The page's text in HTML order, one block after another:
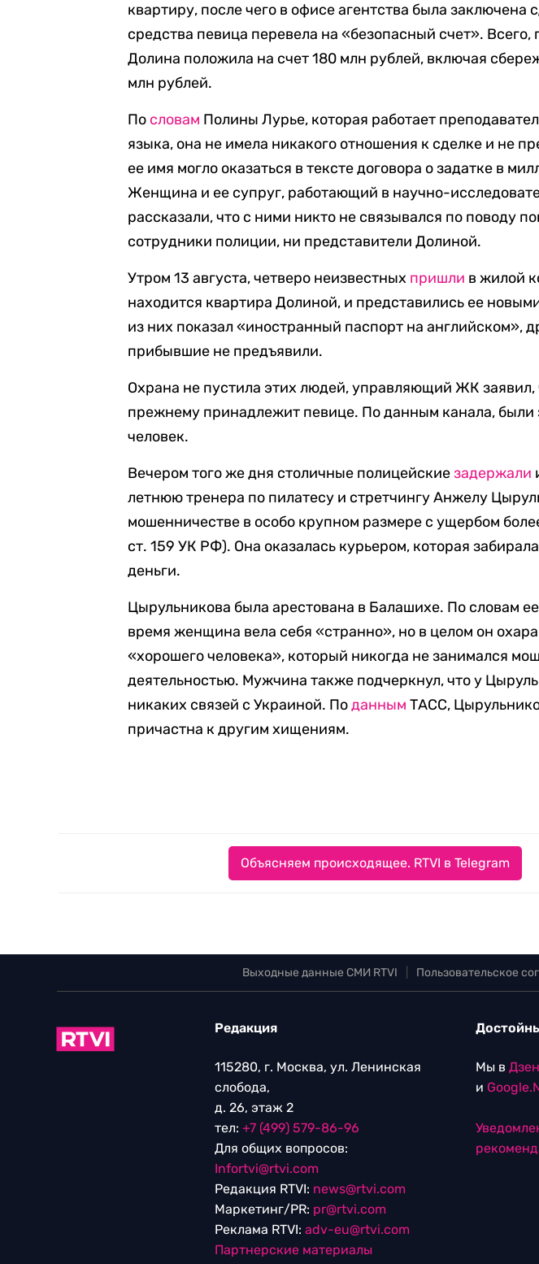
квартиру, после чего в офисе агентства была
средства певица перевела на «безопасный счет». Всего,
Долина положила на счет 180 млн рублей, включая
млн рублей.
По словам Полины Лурье, которая работает
языка, она не имела никакого отношения к сделке и не
ее имя могло оказаться в тексте договора о задатке в
Женщина и ее супруг, работающий в научно-
рассказали, что с ними никто не связывался по поводу
сотрудники полиции, ни представители Долиной.
Утром 13 августа, четверо неизвестных пришли в жилой
находится квартира Долиной, и представились ее
из них показал «иностранный паспорт на английском»,
прибывшие не предъявили.
Охрана не пустила этих людей, управляющий ЖК заявил,
прежнему принадлежит певице. По данным канала,
человек.
Вечером того же дня столичные полицейскиезадержали
летнюю тренера по пилатесу и стретчингу Анжелу
мошенничестве в особо крупном размере с ущербом
ст. 159 УК РФ). Она оказалась курьером, которая
деньги.
Цырульникова была арестована в Балашихе. По словам
время женщина вела себя «странно», но в целом он
«хорошего человека», который никогда не занимался
деятельностью. Мужчина также подчеркнул, что у
никаких связей с Украиной. Поданным ТАСС,
причастна к другим хищениям.
Объясняем происходящее. RTVI в Telegram
Выходные данные СМИ RTVI Пользовательское
Редакция
115280, г. Москва, ул. Ленинская
слобода,
д. 26, этаж 2
тел: +7 (499) 579-86-96
Для общих вопросов:
Infortvi@rtvi.com
Редакция RTVI: news@rtvi.com
Маркетинг/PR: pr@rtvi.com
Реклама RTVI: adv-eu@rtvi.com
Партнерские материалы
Мы в
и